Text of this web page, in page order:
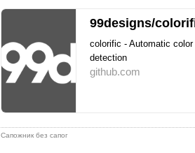
paletted = img.convert('P',
    # Find dominant colors
palette =
color_counts =
    for i in range(numcolors):
palette_index =
99designs/
colorific - Automatic
detection
github.com
Сапожник без сапог